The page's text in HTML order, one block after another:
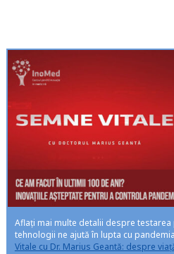
Aflați mai multe detalii despre
tehnologii ne ajută în lupta cu
Vitale cu Dr. Marius Geantă: despre